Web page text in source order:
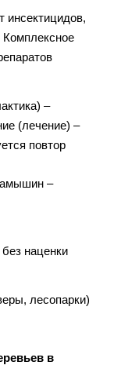
инсектицидов,
Комплексное
–
(лечение) –
повтор
–
наценки
лесопарки)
в